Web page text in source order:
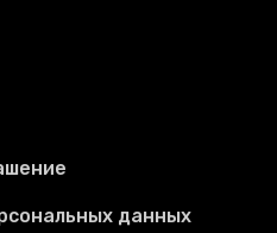
данных